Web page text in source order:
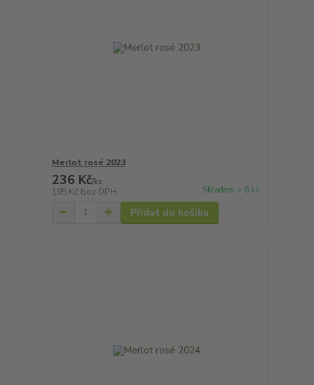
Merlot rosé 2023
236 Kč/ks
195 Kč bez DPH Skladem > 6 ks
Přidat do košíku